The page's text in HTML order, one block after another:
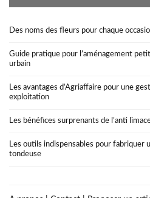
Des noms des fleurs pour chaque
Guide pratique pour l’aménagement
urbain
Les avantages d’Agriaffaire pour une
exploitation
Les bénéfices surprenants de l’anti
Les outils indispensables pour fabriquer
tondeuse